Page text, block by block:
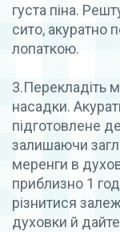
густа піна.
сито, акуратно
лопаткою.
3.Перекладіть
насадки.
підготовлене
залишаючи
меренги в
приблизно 1
різнитися
духовки й